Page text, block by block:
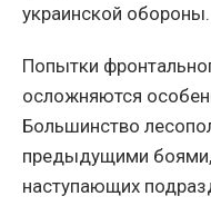
украинской обороны.
Попытки
осложняются
Большинство
предыдущими боями,
наступающих